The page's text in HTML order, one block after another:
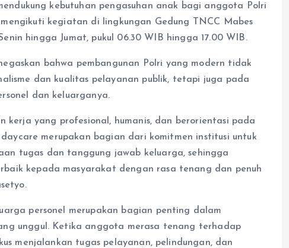
kebutuhan pengasuhan anak bagi anggota Polri
kegiatan di lingkungan Gedung TNCC Mabes
hingga Jumat, pukul 06.30 WIB hingga 17.00 WIB.
bahwa pembangunan Polri yang modern tidak
dan kualitas pelayanan publik, tetapi juga pada
dan keluarganya.
kerja yang profesional, humanis, dan berorientasi pada
merupakan bagian dari komitmen institusi untuk
tugas dan tanggung jawab keluarga, sehingga
kepada masyarakat dengan rasa tenang dan penuh
personel merupakan bagian penting dalam
unggul. Ketika anggota merasa tenang terhadap
menjalankan tugas pelayanan, pelindungan, dan